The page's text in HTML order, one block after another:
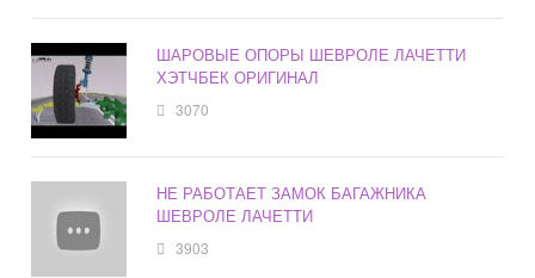
ШАРОВЫЕ ОПОРЫ ШЕВРОЛЕ ЛАЧЕТТИ
ХЭТЧБЕК ОРИГИНАЛ
3070
НЕ РАБОТАЕТ ЗАМОК БАГАЖНИКА
ШЕВРОЛЕ ЛАЧЕТТИ
3903